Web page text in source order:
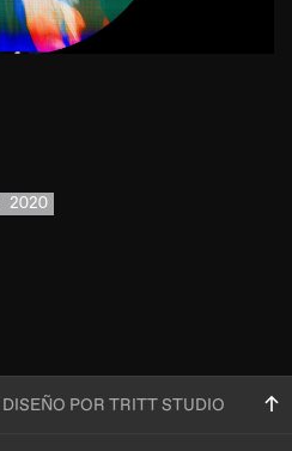
2020
DISEÑO POR TRITT STUDIO